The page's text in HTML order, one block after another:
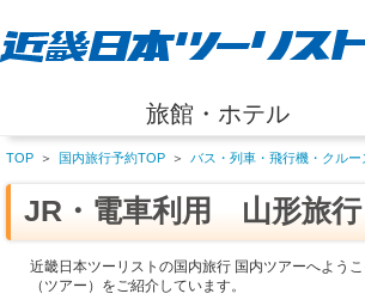
旅館・ホテル
TOP ＞ 国内旅行予約TOP ＞ バス・列車・飛行機・クル
JR・電車利用 山形旅行
近畿日本ツーリストの国内旅行 国内ツアーへよう
（ツアー）をご紹介しています。